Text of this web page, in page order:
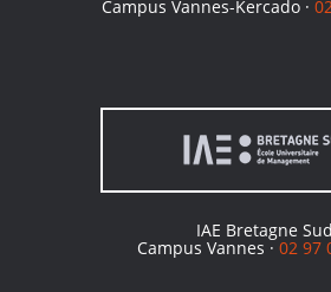
Campus Vannes-Kercado ·
IAE Bretagne Sud
Campus Vannes ·02 97